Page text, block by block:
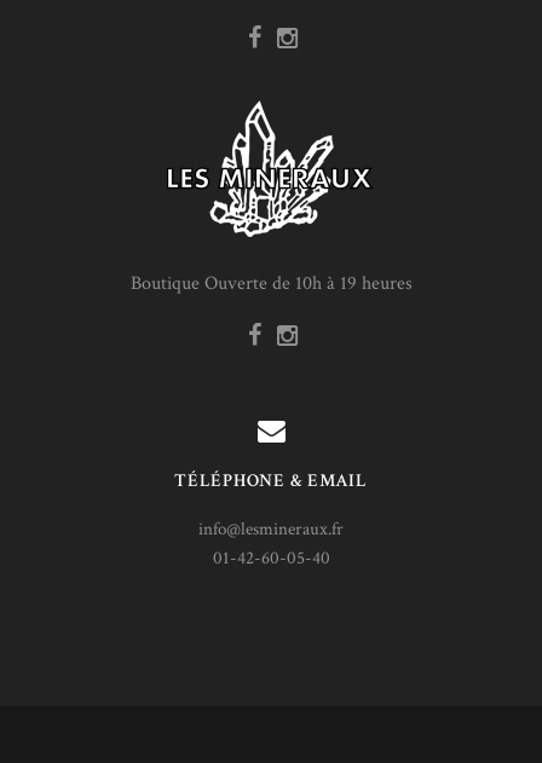
Boutique Ouverte de 10h à 19 heures
TÉLÉPHONE & EMAIL
info@lesmineraux.fr
01-42-60-05-40